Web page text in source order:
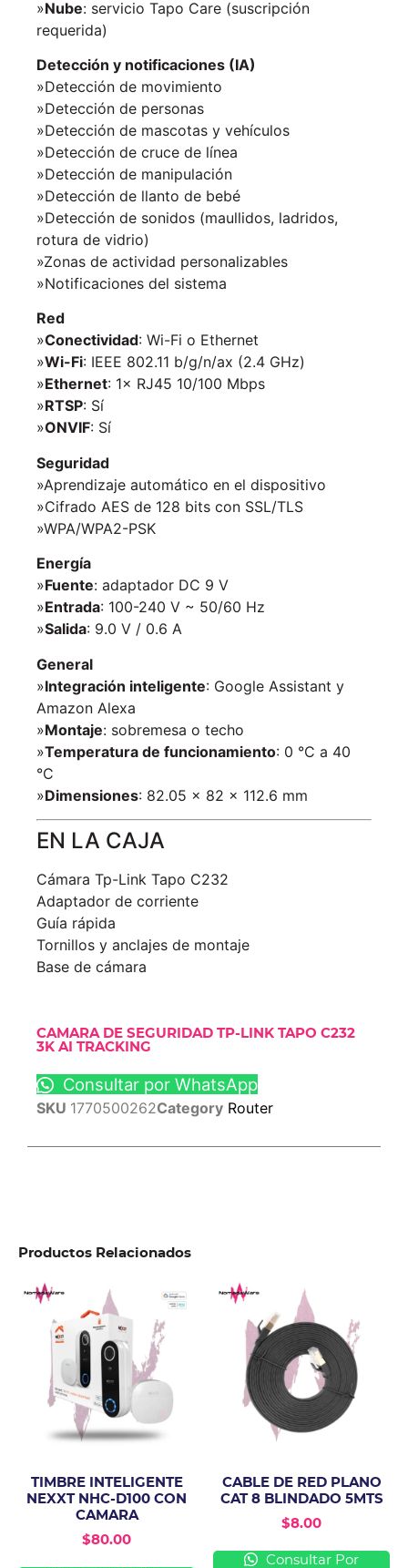
»Nube: servicio Tapo Care (suscripción
requerida)
Detección y notificaciones (IA)
»Detección de movimiento
»Detección de personas
»Detección de mascotas y vehículos
»Detección de cruce de línea
»Detección de manipulación
»Detección de llanto de bebé
»Detección de sonidos (maullidos, ladridos,
rotura de vidrio)
»Zonas de actividad personalizables
»Notificaciones del sistema
Red
»Conectividad: Wi-Fi o Ethernet
»Wi-Fi: IEEE 802.11 b/g/n/ax (2.4 GHz)
»Ethernet: 1× RJ45 10/100 Mbps
»RTSP: Sí
»ONVIF: Sí
Seguridad
»Aprendizaje automático en el dispositivo
»Cifrado AES de 128 bits con SSL/TLS
»WPA/WPA2-PSK
Energía
»Fuente: adaptador DC 9 V
»Entrada: 100-240 V ~ 50/60 Hz
»Salida: 9.0 V / 0.6 A
General
»Integración inteligente: Google Assistant y
Amazon Alexa
»Montaje: sobremesa o techo
»Temperatura de funcionamiento: 0 °C a 40
°C
»Dimensiones: 82.05 × 82 × 112.6 mm
EN LA CAJA
Cámara Tp-Link Tapo C232
Adaptador de corriente
Guía rápida
Tornillos y anclajes de montaje
Base de cámara
CAMARA DE SEGURIDAD TP-LINK TAPO C232
3K AI TRACKING
Consultar por WhatsApp
SKU 1770500262Category Router
Productos Relacionados
TIMBRE INTELIGENTE
NEXXT NHC-D100 CON
CAMARA
$80.00
CABLE DE RED PLANO
CAT 8 BLINDADO 5MTS
$8.00
Consultar Por